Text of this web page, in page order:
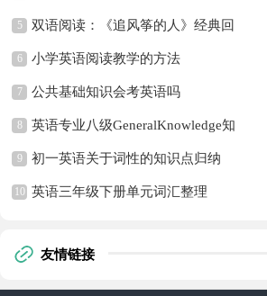
论文
5 双语阅读：《追风筝的人》经典回
味
6 小学英语阅读教学的方法
7 公共基础知识会考英语吗
8 英语专业八级GeneralKnowledge知
识点总结
9 初一英语关于词性的知识点归纳
10 英语三年级下册单元词汇整理
友情链接